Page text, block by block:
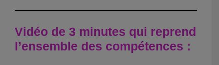
Vidéo de 3 minutes qui reprend
l’ensemble des compétences :